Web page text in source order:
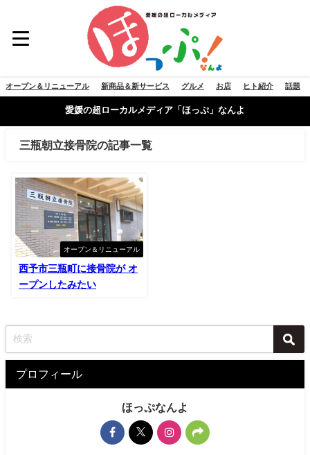
オープン＆リニューアル 新商品＆新サービス グルメ お店 ヒト紹介 話題
愛媛の超ローカルメディア「ほっぷ」なんよ
三瓶朝立接骨院の記事一覧
オープン＆リニューアル
西予市三瓶町に接骨院が オ
ープンしたみたい
プロフィール
ほっぷなんよ